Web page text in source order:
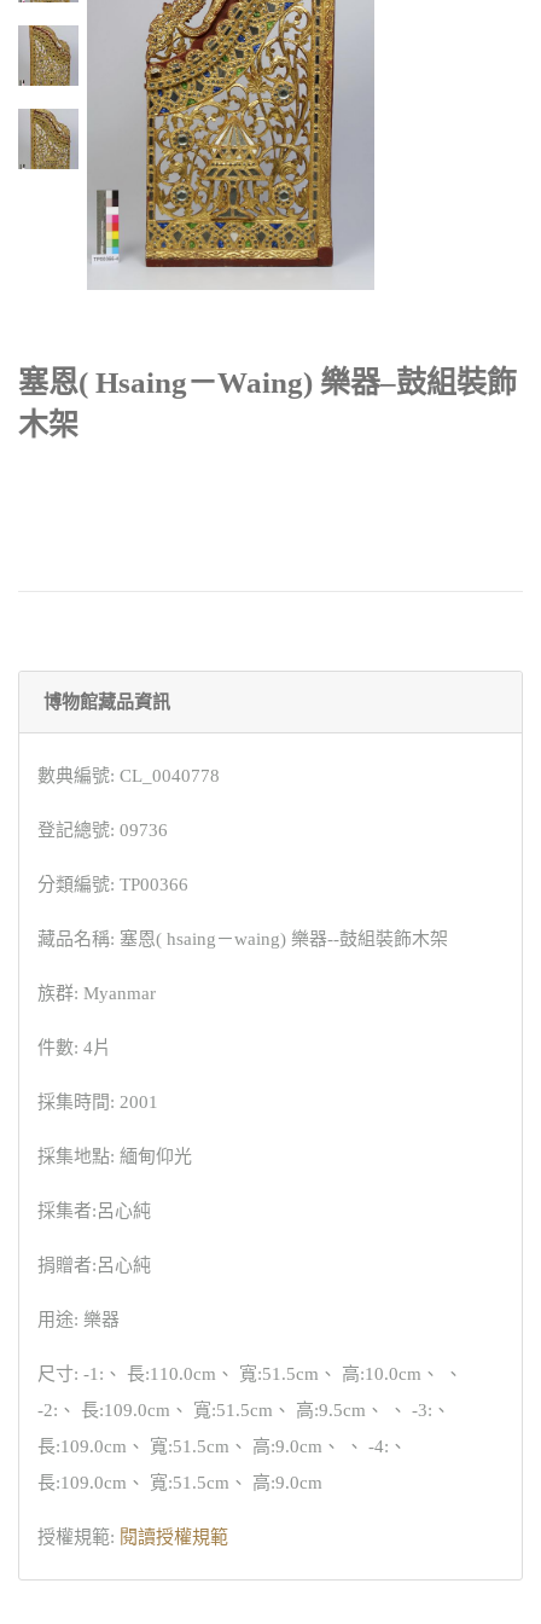
塞恩( Hsaing－waing) 樂器–鼓組裝飾
木架
博物館藏品資訊
數典編號: CL_0040778
登記總號: 09736
分類編號: TP00366
藏品名稱: 塞恩( hsaing－waing) 樂器--鼓組裝飾木架
族群: Myanmar
件數: 4片
採集時間: 2001
採集地點: 緬甸仰光
採集者:呂心純
捐贈者:呂心純
用途: 樂器
尺寸: -1:、 長:110.0cm、 寬:51.5cm、 高:10.0cm、 、
-2:、 長:109.0cm、 寬:51.5cm、 高:9.5cm、 、 -3:、
長:109.0cm、 寬:51.5cm、 高:9.0cm、 、 -4:、
長:109.0cm、 寬:51.5cm、 高:9.0cm
授權規範: 閱讀授權規範